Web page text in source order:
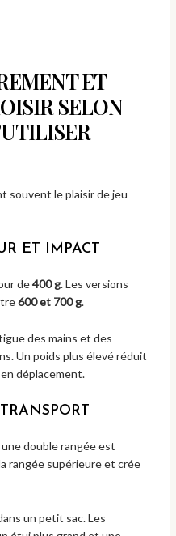
ET
SELON
souvent le plaisir de jeu
ET IMPACT
de400 g. Les versions
600 et 700 g.
des mains et des
Un poids plus élevé réduit
déplacement.
double rangée est
rangée supérieure et crée
un petit sac. Les